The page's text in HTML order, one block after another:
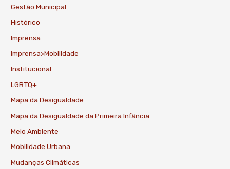
Gestão Municipal
Histórico
Imprensa
Imprensa>Mobilidade
Institucional
LGBTQ+
Mapa da Desigualdade
Mapa da Desigualdade da Primeira Infância
Meio Ambiente
Mobilidade Urbana
Mudanças Climáticas